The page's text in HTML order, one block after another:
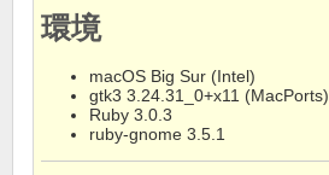
環境
macOS Big Sur (Intel)
gtk3 3.24.31_0+x11 (MacPorts)
Ruby 3.0.3
ruby-gnome 3.5.1